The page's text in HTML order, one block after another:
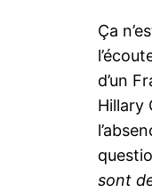
Ça
d’un
Hillary
sont